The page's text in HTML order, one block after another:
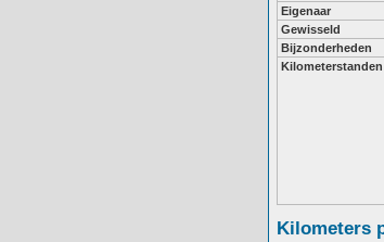
Eigenaar
Gewisseld
Bijzonderheden
Kilometerstanden
Kilometers